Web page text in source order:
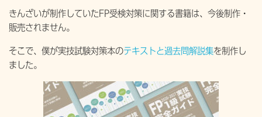
きんざいが制作していたFP受検対策に関する書籍は、今後制作・
販売されません。
そこで、僕が実技試験対策本のテキストと過去問解説集を制作し
ました。